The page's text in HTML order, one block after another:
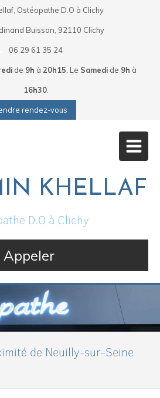
Ostéopathe D.O à Clichy
Buisson, 92110 Clichy
06 29 61 35 24
de 9h à 20h15 Le Samedi de 9h à
16h30.
rendez-vous
KHELLAF
D.O à Clichy
Appeler
de Neuilly-sur-Seine